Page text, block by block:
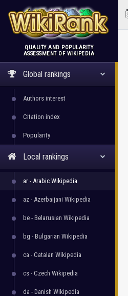
WikiRank
QUALITY AND POPULARITY
ASSESSMENT OF WIKIPEDIA
Global rankings
Authors interest
Citation index
Popularity
Local rankings
ar - Arabic Wikipedia
az - Azerbaijani Wikipedia
be - Belarusian Wikipedia
bg - Bulgarian Wikipedia
ca - Catalan Wikipedia
cs - Czech Wikipedia
da - Danish Wikipedia